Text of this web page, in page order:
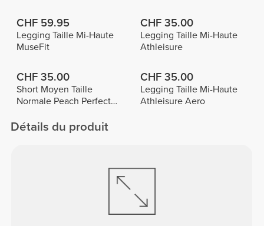
CHF 59.95
Legging Taille Mi-Haute
MuseFit
CHF 35.00
Legging Taille Mi-Haute
Athleisure
CHF 35.00
Short Moyen Taille
Normale Peach Perfect
CHF 35.00
Legging Taille Mi-Haute
Athleisure Aero
Détails du produit